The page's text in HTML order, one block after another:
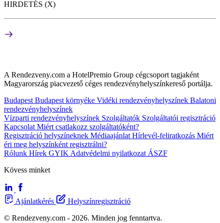
HIRDETÉS (X)
A Rendezveny.com a HotelPremio Group cégcsoport tagjaként
Magyarország piacvezető céges rendezvényhelyszínkereső portálja.
BudapestBudapest környéke Vidéki rendezvényhelyszínek Balatoni
rendezvényhelyszínek
Vízparti rendezvényhelyszínek Szolgáltatók Szolgáltatói regisztráció
KapcsolatMiért csatlakozz szolgáltatóként?
Regisztráció helyszíneknek MédiaajánlatHírlevél-feliratkozás Miért
éri meg helyszínként regisztrálni?
Rólunk Hírek GYIKAdatvédelmi nyilatkozatÁSZF
Kövess minket
Ajánlatkérés
Helyszínregisztráció
© Rendezveny.com - 2026. Minden jog fenntartva.